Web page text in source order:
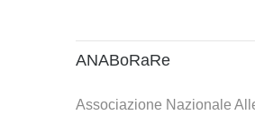
ANABoRaRe
Associazione Nazionale